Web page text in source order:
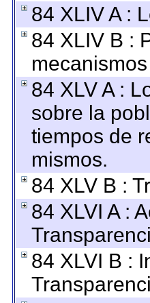
84 XLIV A :
84 XLIV B :
84 XLV A :
sobre la
tiempos de
mismos.
84 XLV B :
84 XLVI A :
84 XLVI B :